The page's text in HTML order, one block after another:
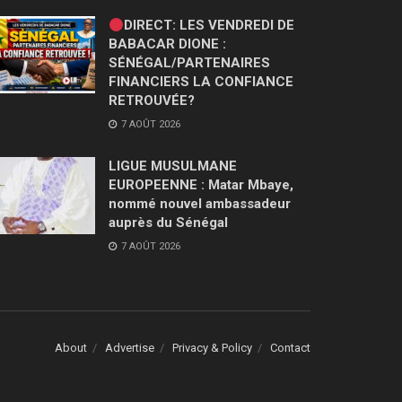
DIRECT: LES VENDREDI DE
BABACAR DIONE :
SÉNÉGAL/PARTENAIRES
FINANCIERS LA CONFIANCE
RETROUVÉE?
7 AOÛT 2026
LIGUE MUSULMANE
EUROPEENNE : Matar Mbaye,
nommé nouvel ambassadeur
auprès du Sénégal
7 AOÛT 2026
About Advertise Privacy & Policy Contact